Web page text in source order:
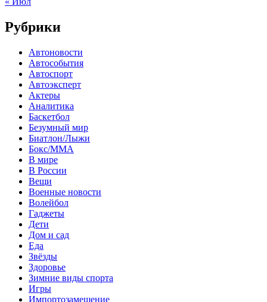
Рубрики
Автоновости
Автособытия
Автоспорт
Автоэксперт
Актеры
Аналитика
Баскетбол
Безумный мир
Биатлон/Лыжи
Бокс/MMA
В мире
В России
Вещи
Военные новости
Волейбол
Гаджеты
Дети
Дом и сад
Еда
Звёзды
Здоровье
Зимние виды спорта
Игры
Импортозамещение